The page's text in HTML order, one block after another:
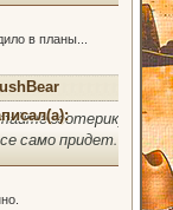
в планы...
эзотерику
само придет.